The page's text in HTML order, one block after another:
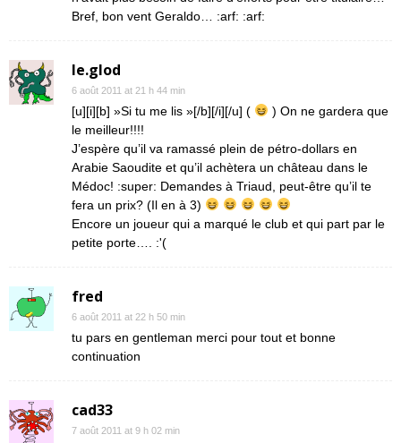
Bref, bon vent Geraldo… :arf: :arf:
le.glod
6 août 2011 at 21 h 44 min
[u][i][b] »Si tu me lis »[/b][/i][/u] (
) On ne gardera que
le meilleur!!!!
J’espère qu’il va ramassé plein de pétro-dollars en
Arabie Saoudite et qu’il achètera un château dans le
Médoc! :super: Demandes à Triaud, peut-être qu’il te
fera un prix? (Il en à 3)
Encore un joueur qui a marqué le club et qui part par le
petite porte…. :'(
fred
6 août 2011 at 22 h 50 min
tu pars en gentleman merci pour tout et bonne
continuation
cad33
7 août 2011 at 9 h 02 min